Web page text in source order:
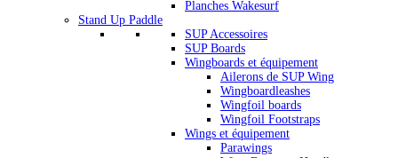
Planches Wakesurf
Stand Up Paddle
SUP Accessoires
SUP Boards
Wingboards et équipement
Ailerons de SUP Wing
Wingboardleashes
Wingfoil boards
Wingfoil Footstraps
Wings et équipement
Parawings